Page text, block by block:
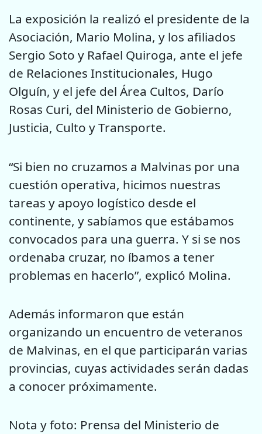
La exposición la realizó el presidente de la
Asociación, Mario Molina, y los afiliados
Sergio Soto y Rafael Quiroga, ante el jefe
de Relaciones Institucionales, Hugo
Olguín, y el jefe del Área Cultos, Darío
Rosas Curi, del Ministerio de Gobierno,
Justicia, Culto y Transporte.
“Si bien no cruzamos a Malvinas por una
cuestión operativa, hicimos nuestras
tareas y apoyo logístico desde el
continente, y sabíamos que estábamos
convocados para una guerra. Y si se nos
ordenaba cruzar, no íbamos a tener
problemas en hacerlo”, explicó Molina.
Además informaron que están
organizando un encuentro de veteranos
de Malvinas, en el que participarán varias
provincias, cuyas actividades serán dadas
a conocer próximamente.
Nota y foto: Prensa del Ministerio de